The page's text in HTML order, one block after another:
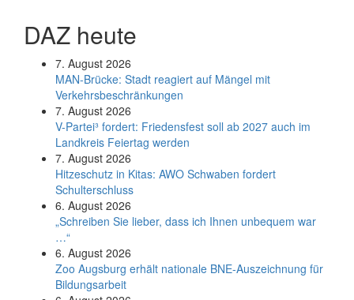
DAZ heute
7. August 2026
MAN-Brücke: Stadt reagiert auf Mängel mit
Verkehrsbeschränkungen
7. August 2026
V-Partei­³ fordert: Friedens­fest soll ab 2027 auch im
Land­kreis Feier­tag werden
7. August 2026
Hitzeschutz in Kitas: AWO Schwaben fordert
Schulterschluss
6. August 2026
„Schreiben Sie lieber, dass ich Ihnen unbequem war
…“
6. August 2026
Zoo Augsburg erhält nationale BNE-Auszeichnung für
Bildungsarbeit